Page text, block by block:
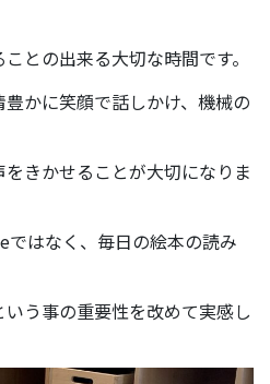
との出来る大切な時間です。
かに笑顔で話しかけ、機械の
きかせることが大切になりま
はなく、毎日の絵本の読み
う事の重要性を改めて実感し